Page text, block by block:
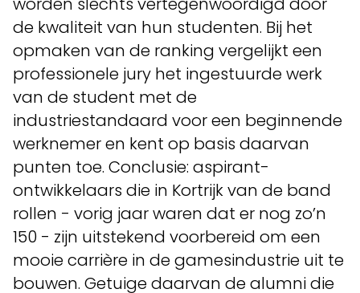
de kwaliteit van hun studenten. Bij het
opmaken van de ranking vergelijkt een
professionele jury het ingestuurde werk
van de student met de
industriestandaard voor een beginnende
werknemer en kent op basis daarvan
punten toe. Conclusie: aspirant-
ontwikkelaars die in Kortrijk van de band
rollen - vorig jaar waren dat er nog zo’n
150 - zijn uitstekend voorbereid om een
mooie carrière in de gamesindustrie uit te
bouwen. Getuige daarvan de alumni die